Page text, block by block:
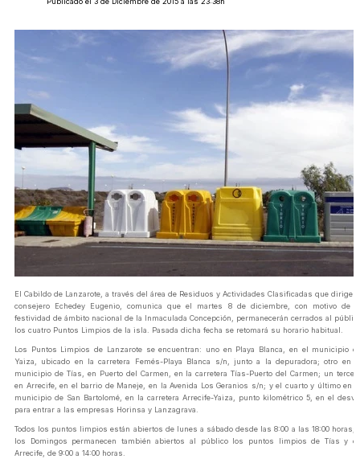
El Cabildo de Lanzarote, a través del área de Residuos y Actividades Clasificadas que dirige
consejero Echedey Eugenio, comunica que el martes 8 de diciembre, con motivo de
festividad de ámbito nacional de la Inmaculada Concepción, permanecerán cerrados al
los cuatro Puntos Limpios de la isla. Pasada dicha fecha se retomará su horario habitual.
Los Puntos Limpios de Lanzarote se encuentran: uno en Playa Blanca, en el municipio
Yaiza, ubicado en la carretera Femés-Playa Blanca s/n, junto a la depuradora; otro en
municipio de Tías, en Puerto del Carmen, en la carretera Tías-Puerto del Carmen; un
en Arrecife, en el barrio de Maneje, en la Avenida Los Geranios s/n; y el cuarto y último en
municipio de San Bartolomé, en la carretera Arrecife-Yaiza, punto kilométrico 5, en el
para entrar a las empresas Horinsa y Lanzagrava.
Todos los puntos limpios están abiertos de lunes a sábado desde las 8:00 a las 18:00 horas;
los Domingos permanecen también abiertos al público los puntos limpios de Tías y
Arrecife, de 9:00 a 14:00 horas.